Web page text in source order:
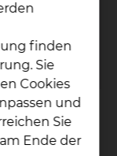
finden
Sie
Cookies
und
Sie
Ende der